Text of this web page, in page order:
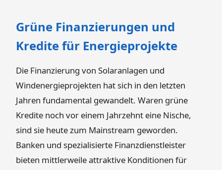
Grüne Finanzierungen und
Kredite für Energieprojekte
Die Finanzierung von Solaranlagen und
Windenergieprojekten hat sich in den letzten
Jahren fundamental gewandelt. Waren grüne
Kredite noch vor einem Jahrzehnt eine Nische,
sind sie heute zum Mainstream geworden.
Banken und spezialisierte Finanzdienstleister
bieten mittlerweile attraktive Konditionen für